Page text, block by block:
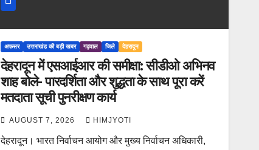
अफसर उत्तराखंड की बड़ी खबर गढ़वाल जिले देहरादून
देहरादून में एसआईआर की समीक्षा: सीडीओ अभिनव
शाह बोले- पारदर्शिता और शुद्धता के साथ पूरा करें
मतदाता सूची पुनरीक्षण कार्य
AUGUST 7, 2026 HIMJYOTI
देहरादून। भारत निर्वाचन आयोग और मुख्य निर्वाचन अधिकारी,